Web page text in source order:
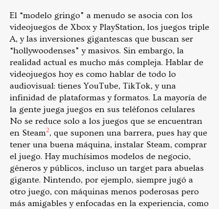
El “modelo gringo” a menudo se asocia con los
videojuegos de Xbox y PlayStation, los juegos triple
A, y las inversiones gigantescas que buscan ser
“hollywoodenses” y masivos. Sin embargo, la
realidad actual es mucho más compleja. Hablar de
videojuegos hoy es como hablar de todo lo
audiovisual: tienes YouTube, TikTok, y una
infinidad de plataformas y formatos. La mayoría de
la gente juega juegos en sus teléfonos celulares
No se reduce solo a los juegos que se encuentran
en Steam2, que suponen una barrera, pues hay que
tener una buena máquina, instalar Steam, comprar
el juego. Hay muchísimos modelos de negocio,
géneros y públicos, incluso un target para abuelas
gigante. Nintendo, por ejemplo, siempre jugó a
otro juego, con máquinas menos poderosas pero
más amigables y enfocadas en la experiencia, como